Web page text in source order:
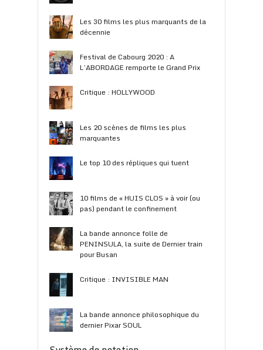
Les 30 films les plus marquants de la
décennie
Festival de Cabourg 2020 : A
L’ABORDAGE remporte le Grand Prix
Critique : HOLLYWOOD
Les 20 scènes de films les plus
marquantes
Le top 10 des répliques qui tuent
10 films de « HUIS CLOS » à voir (ou
pas) pendant le confinement
La bande annonce folle de
PENINSULA, la suite de Dernier train
pour Busan
Critique : INVISIBLE MAN
La bande annonce philosophique du
dernier Pixar SOUL